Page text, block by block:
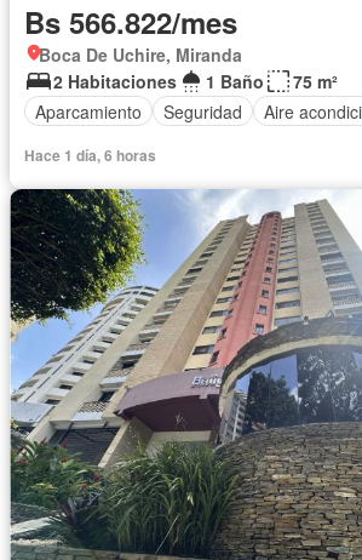
Bs 566.822/mes
Boca De Uchire, Miranda
2 Habitaciones
1 Baño
75 m²
Aparcamiento
Seguridad Aire
Hace 1 día, 6 horas